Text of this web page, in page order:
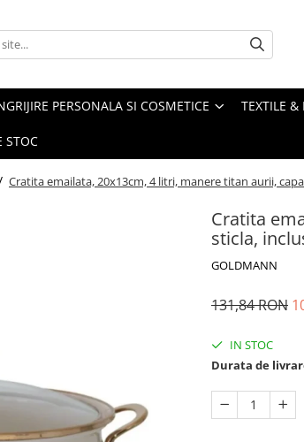
PERSONALA SI COSMETICE TEXTILE &
STOC
Cratita emailata, 20x13cm, 4 litri, manere titan aurii,
Cratita
sticla,
GOLDMANN
131,84 RON
IN STOC
Durata de